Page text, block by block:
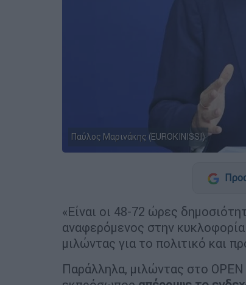
Παύλος Μαρινάκης (EUROKINISSI)
«Είναι οι 48-72 ώρες
αναφερόμενος στην κυκλοφορία
μιλώντας για το πολιτικό και
Παράλληλα, μιλώντας στο